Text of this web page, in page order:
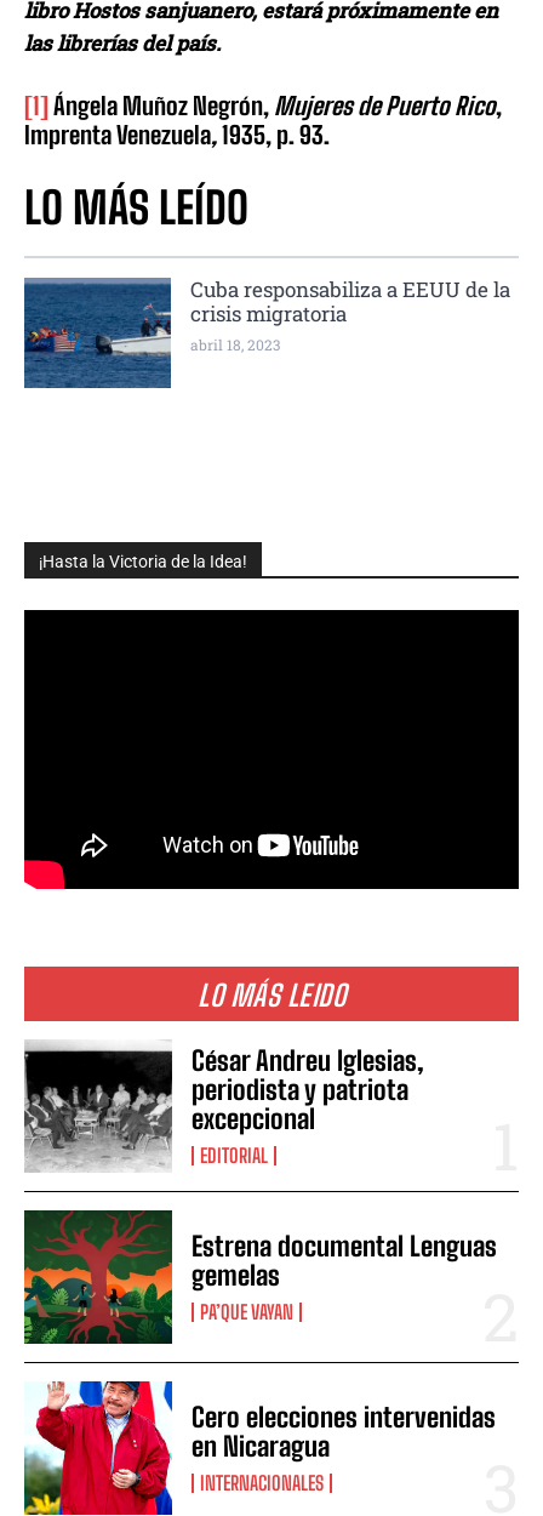
¡Hasta la Victoria de la Idea!
LO MÁS LEIDO
César Andreu Iglesias,
periodista y patriota
excepcional
EDITORIAL
Estrena documental Lenguas
gemelas
PA’QUE VAYAN
Cero elecciones intervenidas
en Nicaragua
INTERNACIONALES
libro Hostos sanjuanero, estará próximamente en
las librerías del país.
[1] Ángela Muñoz Negrón, Mujeres de Puerto Rico,
Imprenta Venezuela,1935, p. 93.
LO MÁS LEÍDO
Cuba responsabiliza a EEUU de la
crisis migratoria
abril 18, 2023